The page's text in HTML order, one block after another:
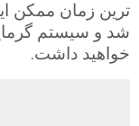
ترین زمان ممکن
شد و سیستم
خواهید داشت.